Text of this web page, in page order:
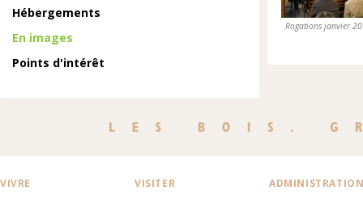
Hébergements
En images
Points d'intérêt
Rogations janvier
VIVRE
VISITER